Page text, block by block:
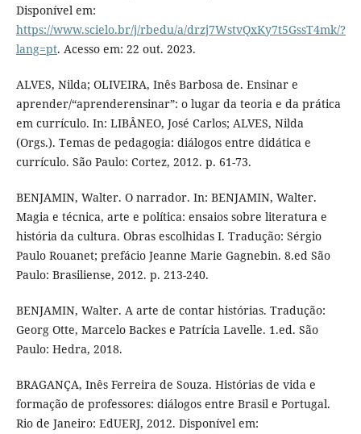
Disponível em:
https://www.scielo.br/j/rbedu/a/drzj7WstvQxKy7t5GssT4mk/?
lang=pt. Acesso em: 22 out. 2023.
ALVES, Nilda; OLIVEIRA, Inês Barbosa de. Ensinar e
aprender/“aprenderensinar”: o lugar da teoria e da prática
em currículo. In: LIBÂNEO, José Carlos; ALVES, Nilda
(Orgs.). Temas de pedagogia: diálogos entre didática e
currículo. São Paulo: Cortez, 2012. p. 61-73.
BENJAMIN, Walter. O narrador. In: BENJAMIN, Walter.
Magia e técnica, arte e política: ensaios sobre literatura e
história da cultura. Obras escolhidas I. Tradução: Sérgio
Paulo Rouanet; prefácio Jeanne Marie Gagnebin. 8.ed São
Paulo: Brasiliense, 2012. p. 213-240.
BENJAMIN, Walter. A arte de contar histórias. Tradução:
Georg Otte, Marcelo Backes e Patrícia Lavelle. 1.ed. São
Paulo: Hedra, 2018.
BRAGANÇA, Inês Ferreira de Souza. Histórias de vida e
formação de professores: diálogos entre Brasil e Portugal.
Rio de Janeiro: EdUERJ, 2012. Disponível em: